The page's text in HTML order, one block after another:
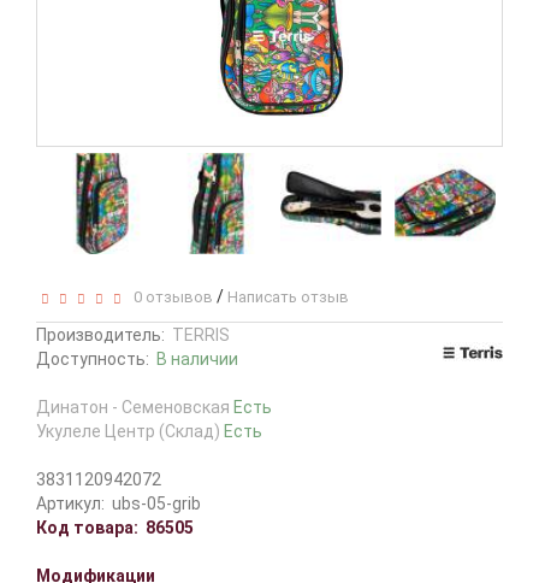
0 отзывов / Написать отзыв
Производитель: TERRIS
Доступность: В наличии
Динатон - Семеновская Есть
Укулеле Центр (Склад) Есть
3831120942072
Артикул: ubs-05-grib
Код товара: 86505
Модификации